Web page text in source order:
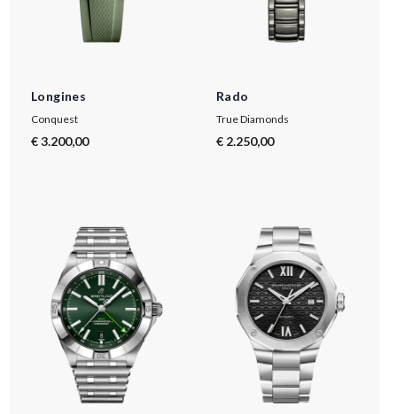
Longines
Conquest
€ 3.200,00
Rado
True Diamonds
€ 2.250,00